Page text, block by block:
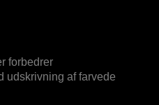
forbedrer
udskrivning af farvede